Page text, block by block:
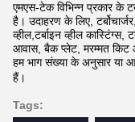
एमएस-टेक विभिन्न प्रकार के
है। उदाहरण के लिए,
व्हील,टर्बाइन व्हील
आवास, बैक प्लेट, मरम्मत किट
हम भाग संख्या के अनुसार या
हैं।
Tags: